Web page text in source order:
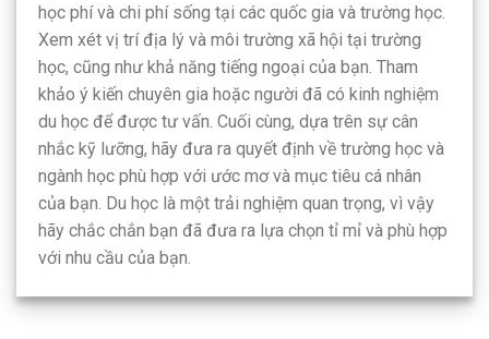
học phí và chi phí sống tại các quốc gia và trường học.
Xem xét vị trí địa lý và môi trường xã hội tại trường
học, cũng như khả năng tiếng ngoại của bạn. Tham
khảo ý kiến chuyên gia hoặc người đã có kinh nghiệm
du học để được tư vấn. Cuối cùng, dựa trên sự cân
nhắc kỹ lưỡng, hãy đưa ra quyết định về trường học và
ngành học phù hợp với ước mơ và mục tiêu cá nhân
của bạn. Du học là một trải nghiệm quan trọng, vì vậy
hãy chắc chắn bạn đã đưa ra lựa chọn tỉ mỉ và phù hợp
với nhu cầu của bạn.